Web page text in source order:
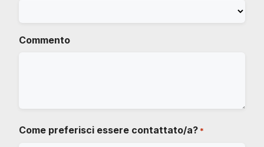
Commento
Come preferisci essere contattato/a? *